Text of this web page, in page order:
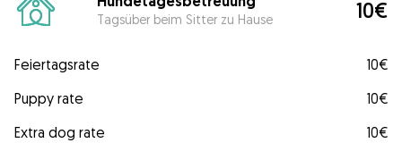
Tagsüber beim Sitter zu Hause 10€
Feiertagsrate
10€
Puppy rate
10€
Extra dog rate
10€